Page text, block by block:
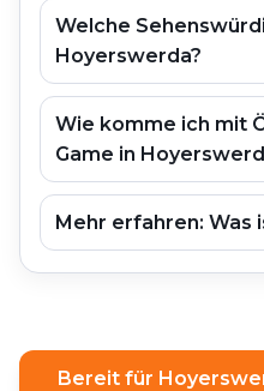
Welche
Hoyerswerda?
Wie komme ich mit
Game in
Mehr erfahren: Was
Bereit für